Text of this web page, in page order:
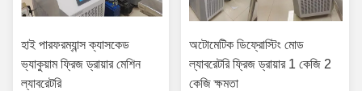
হাই পারফরম্যান্স ক্যাসকেড
ভ্যাকুয়াম ফ্রিজ ড্রায়ার মেশিন
ল্যাবরেটরি
অটোমেটিক ডিফ্রোস্টিং মোড
ল্যাবরেটরি ফ্রিজ ড্রায়ার 1 কেজি 2
কেজি ক্ষমতা